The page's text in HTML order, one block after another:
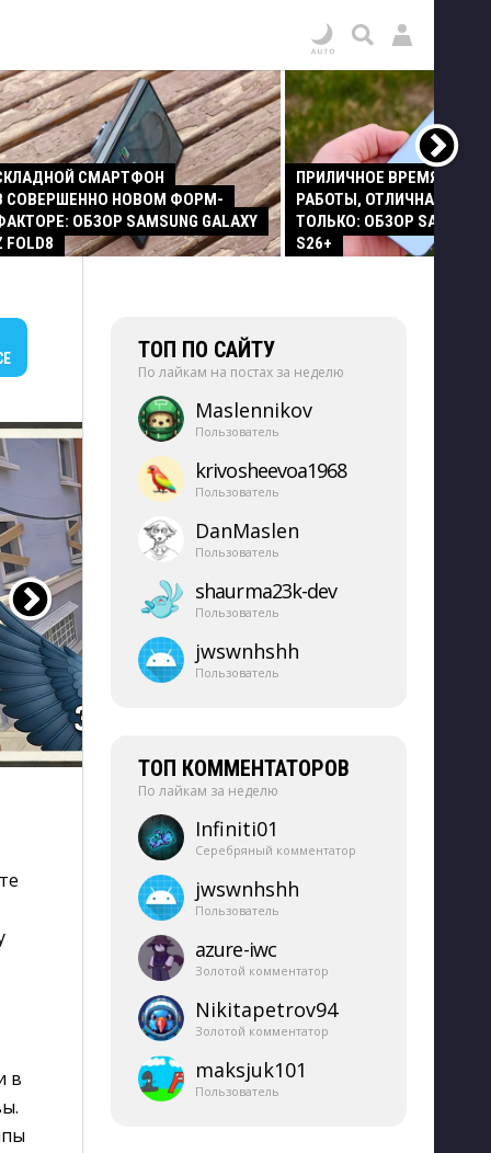
СМАРТФОН
СОВЕРШЕННО НОВОМ ФОРМ-
ОБЗОР SAMSUNG GALAXY
FOLD8
ПРИЛИЧНОЕ ВРЕМЯ
РАБОТЫ, ОТЛИЧНАЯ
ТОЛЬКО: ОБЗОР SAMSUNG
S26+
в
ТОП ПО САЙТУ
По лайкам на постах за неделю
Maslennikov
Пользователь
krivosheevoa1968
Пользователь
DanMaslen
Пользователь
shaurma23k-​dev
Пользователь
jwswnhshh
Пользователь
ТОП КОММЕНТАТОРОВ
По лайкам за неделю
Infiniti01
Серебряный комментатор
jwswnhshh
Пользователь
azure-​iwc
Золотой комментатор
Nikitapetrov94
Золотой комментатор
maksjuk101
Пользователь